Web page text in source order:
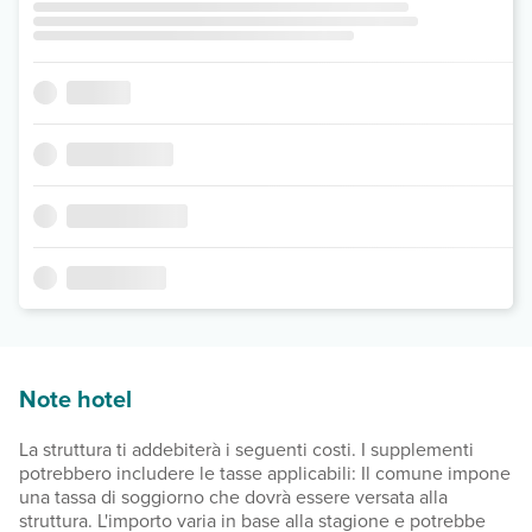
Note hotel
La struttura ti addebiterà i seguenti costi. I supplementi
potrebbero includere le tasse applicabili: Il comune impone
una tassa di soggiorno che dovrà essere versata alla
struttura. L'importo varia in base alla stagione e potrebbe